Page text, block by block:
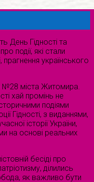
День Гідності та
події, які стали
українського
№28 міста Житомира.
хай промінь не
подіями
Гідності, з виданнями,
історії України,
на основі реальних
бесіді про
ділились
як важливо бути